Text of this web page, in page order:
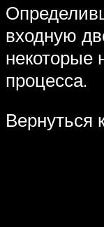
входную
некоторые
процесса.
Вернуться